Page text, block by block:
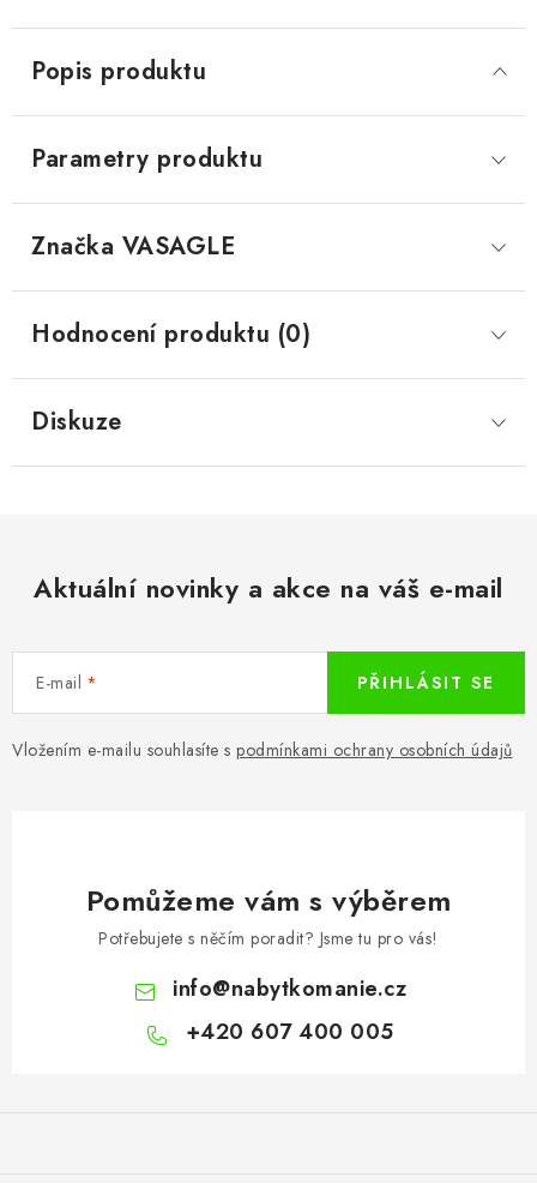
Popis produktu
Parametry produktu
Značka VASAGLE
Hodnocení produktu (0)
Diskuze
Aktuální novinky a akce na váš e-mail
E-mail
Vložením e-mailu souhlasíte s podmínkami ochrany osobních údajů
PŘIHLÁSIT SE
Pomůžeme vám s výběrem
Potřebujete s něčím poradit? Jsme tu pro vás!
info@nabytkomanie.cz
+420 607 400 005